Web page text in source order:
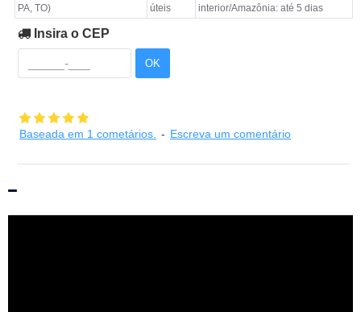
Baseada em 1 cometários. - Escreva um comentário
PA, TO)
úteis
interior/Amazônia: até 5 dias
Insira o CEP
OK